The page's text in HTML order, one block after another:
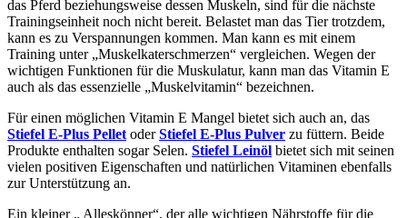
das Pferd beziehungsweise dessen Muskeln, sind für die nächste
Trainingseinheit noch nicht bereit. Belastet man das Tier trotzdem,
kann es zu Verspannungen kommen. Man kann es mit einem
Training unter „Muskelkaterschmerzen“ vergleichen. Wegen der
wichtigen Funktionen für die Muskulatur, kann man das Vitamin E
auch als das essenzielle „Muskelvitamin“ bezeichnen.
Für einen möglichen Vitamin E Mangel bietet sich auch an, das
Stiefel E-Plus Pellet oderStiefel E-Plus Pulver zu füttern. Beide
Produkte enthalten sogar Selen. Stiefel Leinöl bietet sich mit seinen
vielen positiven Eigenschaften und natürlichen Vitaminen ebenfalls
zur Unterstützung an.
Ein kleiner „ Alleskönner“, der alle wichtigen Nährstoffe für die